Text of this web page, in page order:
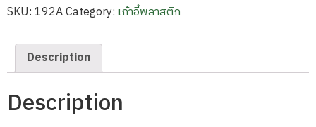
SKU:192ACategory: เก้าอี้พลาสติก
Description
Description